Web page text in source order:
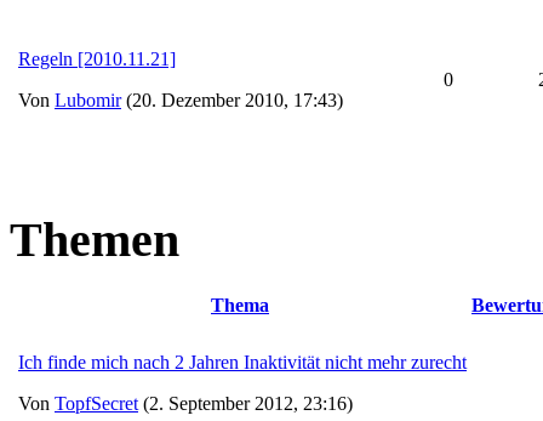
Regeln [2010.11.21]
Von Lubomir(20. Dezember 2010, 17:43)
0
Themen
Thema
Ich finde mich nach 2 Jahren Inaktivität nicht mehr zurecht
Von TopfSecret (2. September 2012, 23:16)